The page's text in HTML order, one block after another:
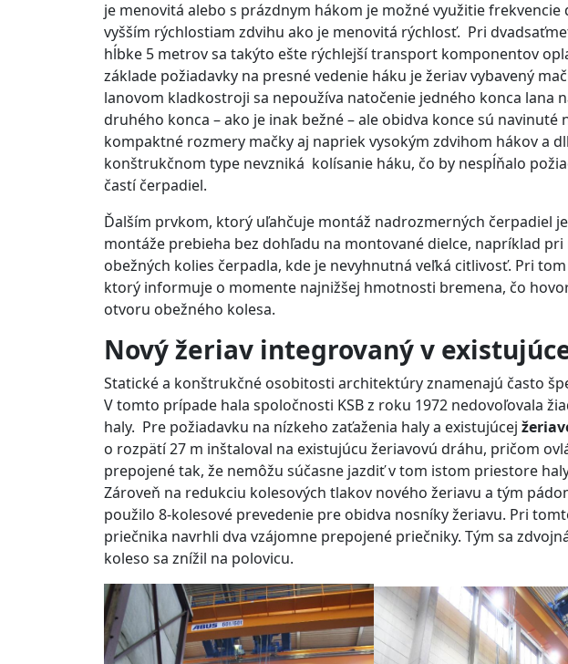
je menovitá alebo s prázdnym hákom je možné využitie
vyšším rýchlostiam zdvihu ako je menovitá rýchlosť. Pri
hĺbke 5 metrov sa takýto ešte rýchlejší transport komponentov
základe požiadavky na presné vedenie háku je žeriav vybavený
lanovom kladkostroji sa nepoužíva natočenie jedného konca lana
druhého konca – ako je inak bežné – ale obidva konce sú navinuté
kompaktné rozmery mačky aj napriek vysokým zdvihom hákov a
konštrukčnom type nevzniká kolísanie háku, čo by nespĺňalo
častí čerpadiel.
Ďalším prvkom, ktorý uľahčuje montáž nadrozmerných čerpadiel
montáže prebieha bez dohľadu na montované dielce, napríklad
obežných kolies čerpadla, kde je nevyhnutná veľká citlivosť. Pri
ktorý informuje o momente najnižšej hmotnosti bremena, čo
otvoru obežného kolesa.
Nový žeriav integrovaný v
Statické a konštrukčné osobitosti architektúry znamenajú často
V tomto prípade hala spoločnosti KSB z roku 1972 nedovoľovala
haly. Pre požiadavku na nízkeho zaťaženia haly a existujúcej
o rozpätí 27 m inštaloval na existujúcu žeriavovú dráhu, pričom
prepojené tak, že nemôžu súčasne jazdiť v tom istom priestore
Zároveň na redukciu kolesových tlakov nového žeriavu a tým
použilo 8-kolesové prevedenie pre obidva nosníky žeriavu. Pri
priečnika navrhli dva vzájomne prepojené priečniky. Tým sa
koleso sa znížil na polovicu.